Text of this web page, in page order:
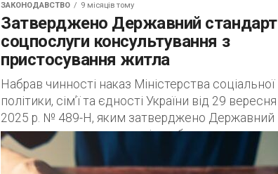
ЗАКОНОДАВСТВО 9 місяців тому
Затверджено Державний стандарт
соцпослуги консультування з
пристосування житла
Набрав чинності наказ Міністерства соціальної
політики, сім’ї та єдності України від 29 вересня
2025 р. № 489-Н, яким затверджено Державний
стандарт, що визначає зміст, обсяг, умови...